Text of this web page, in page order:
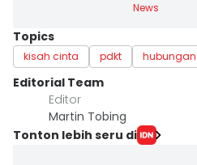
News
Topics
kisah cinta pdkt
Editorial Team
Editor
Martin Tobing
Tonton lebih seru di